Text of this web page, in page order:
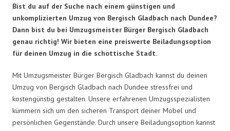
Bist du auf der Suche nach einem günstigen und
unkomplizierten Umzug von Bergisch Gladbach nach Dundee?
Dann bist du bei Umzugsmeister Bürger Bergisch Gladbach
genau richtig! Wir bieten eine preiswerte Beiladungsoption
für deinen Umzug in die schottische Stadt.
Mit Umzugsmeister Bürger Bergisch Gladbach kannst du deinen
Umzug von Bergisch Gladbach nach Dundee stressfrei und
kostengünstig gestalten. Unsere erfahrenen Umzugsspezialisten
kümmern sich um den sicheren Transport deiner Möbel und
persönlichen Gegenstände. Durch unsere Beiladungsoption kannst